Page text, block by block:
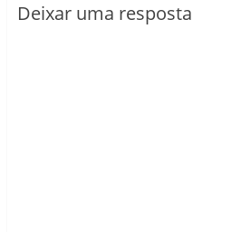
Deixar uma resposta